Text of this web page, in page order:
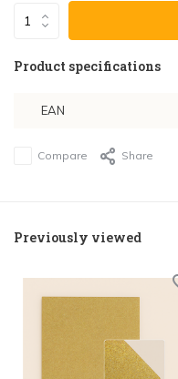
Product specifications
EAN
Compare Share
Previously viewed